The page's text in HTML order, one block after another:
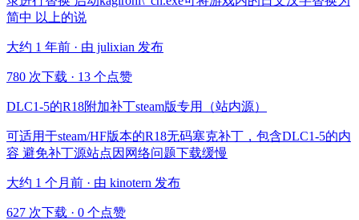
简中 以上的说
大约 1 年前 · 由 julixian 发布
780 次下载 · 13 个点赞
DLC1-5的R18附加补丁steam版专用（站内源）
可适用于steam/HF版本的R18无码塞克补丁，包含DLC1-5的内
容 避免补丁源站点因网络问题下载缓慢
大约 1 个月前 · 由 kinotern 发布
627 次下载 · 0 个点赞